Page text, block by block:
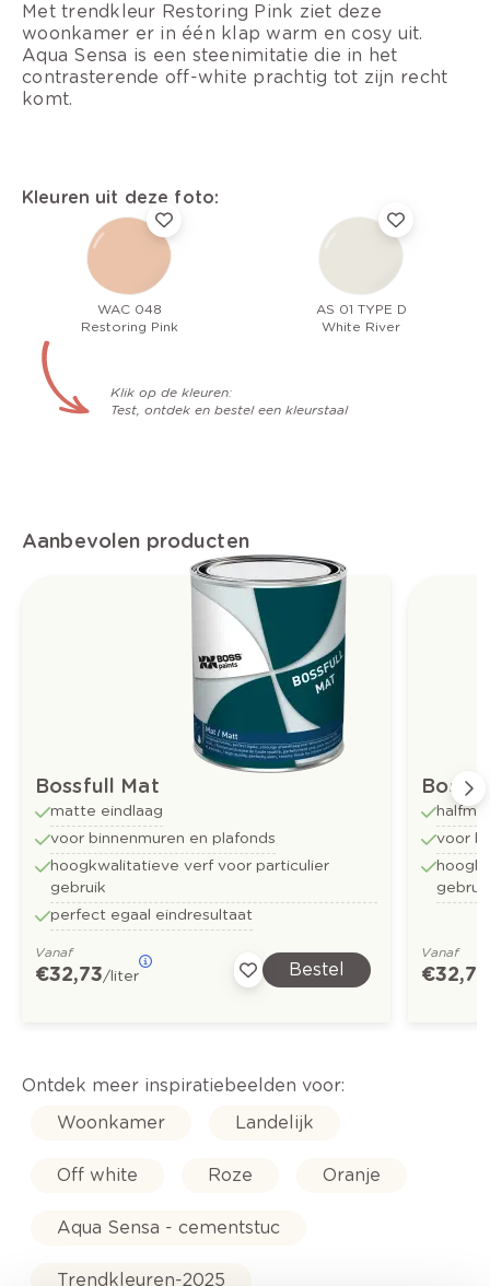
Met trendkleur Restoring Pink ziet deze
woonkamer er in één klap warm en cosy uit.
Aqua Sensa is een steenimitatie die in het
contrasterende off-white prachtig tot zijn recht
komt.
Kleuren uit deze foto:
WAC 048
Restoring Pink
AS 01 TYPE D
White River
Klik op de kleuren:
Test, ontdek en bestel een kleurstaal
Aanbevolen producten
Bossfull Mat
matte eindlaag
voor binnenmuren en plafonds
hoogkwalitatieve verf voor particulier
gebruik
perfect egaal eindresultaat
Vanaf
€ 32,73/liter Bestel
voor
Vanaf
€ 32,73
Ontdek meer inspiratiebeelden voor:
Woonkamer
Landelijk
Off white Roze Oranje
Aqua Sensa - cementstuc
Trendkleuren-2025